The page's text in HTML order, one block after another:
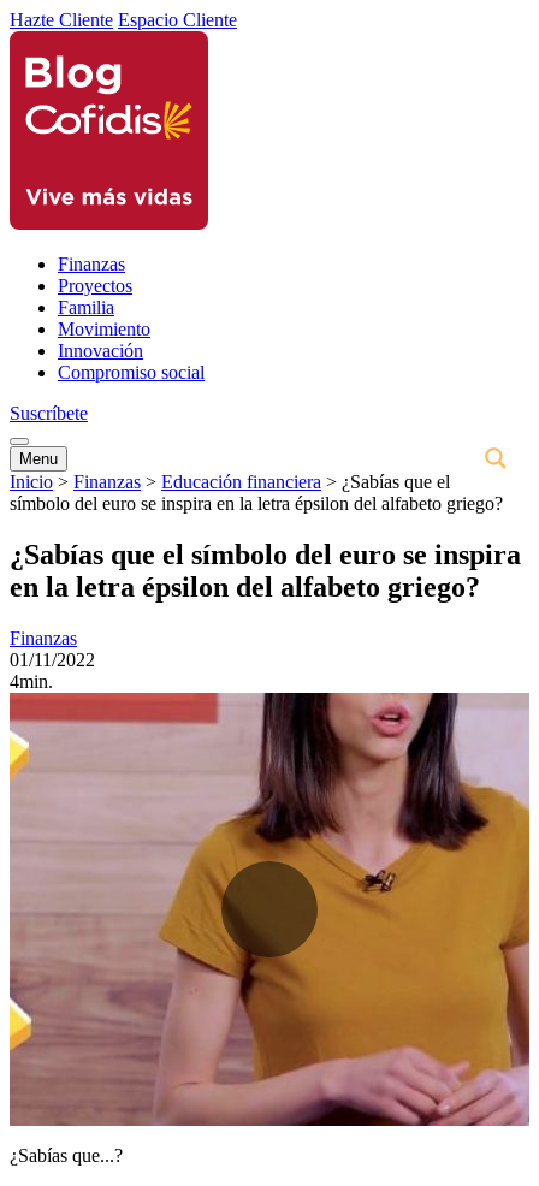
Hazte Cliente Espacio Cliente
Finanzas
Proyectos
Familia
Movimiento
Innovación
Compromiso social
Suscríbete
Menu
Inicio > Finanzas > Educación financiera > ¿Sabías que el
símbolo del euro se inspira en la letra épsilon del alfabeto griego?
¿Sabías que el símbolo del euro se inspira
en la letra épsilon del alfabeto griego?
Finanzas
01/11/2022
4min.
¿Sabías que...?